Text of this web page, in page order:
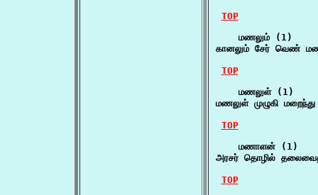
TOP
    மணலும் (1)
கானலும் சேர் வெண்
TOP
    மணலுள் (1)
மணலுள் முழுகி
TOP
    மணாளன் (1)
அரசர் தொழில்
TOP